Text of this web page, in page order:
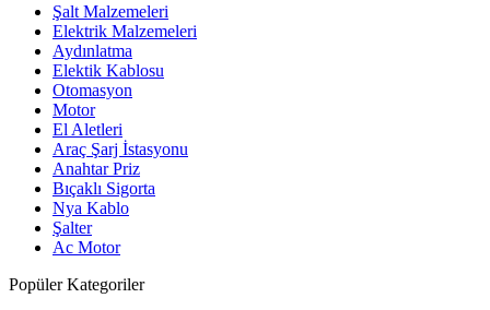
Şalt Malzemeleri
Elektrik Malzemeleri
Aydınlatma
Elektik Kablosu
Otomasyon
Motor
El Aletleri
Araç Şarj İstasyonu
Anahtar Priz
Bıçaklı Sigorta
Nya Kablo
Şalter
Ac Motor
Popüler Kategoriler